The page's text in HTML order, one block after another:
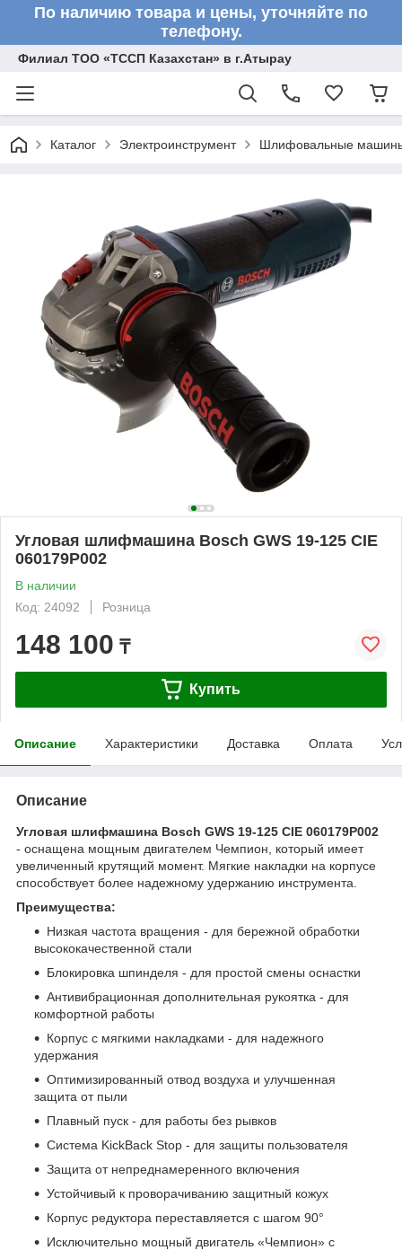
По наличию товара и цены, уточняйте по
телефону.
Филиал ТОО «ТССП Казахстан» в г.Атырау
Каталог Электроинструмент Шлифовальные
Угловая шлифмашина Bosch GWS 19-125 CIE
060179P002
В наличии
Код: 24092
Розница
148 100 ₸
Купить
Описание Характеристики Доставка Оплата
Описание
Угловая шлифмашина Bosch GWS 19-125 CIE 060179P002
- оснащена мощным двигателем Чемпион, который имеет
увеличенный крутящий момент. Мягкие накладки на корпусе
способствует более надежному удержанию инструмента.
Преимущества:
Низкая частота вращения - для бережной обработки
высококачественной стали
Блокировка шпинделя - для простой смены оснастки
Антивибрационная дополнительная рукоятка - для
комфортной работы
Корпус с мягкими накладками - для надежного
удержания
Оптимизированный отвод воздуха и улучшенная
защита от пыли
Плавный пуск - для работы без рывков
Система KickBack Stop - для защиты пользователя
Защита от непреднамеренного включения
Устойчивый к проворачиванию защитный кожух
Корпус редуктора переставляется с шагом 90°
Исключительно мощный двигатель «Чемпион» с